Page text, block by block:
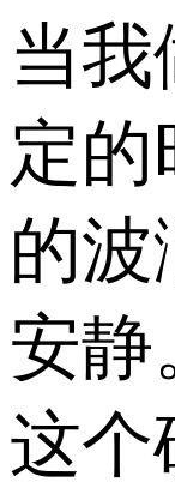
当我
定的
的波
安静
这个